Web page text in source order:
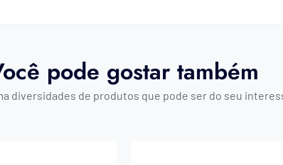
pode gostar também
diversidades de produtos que pode ser do seu